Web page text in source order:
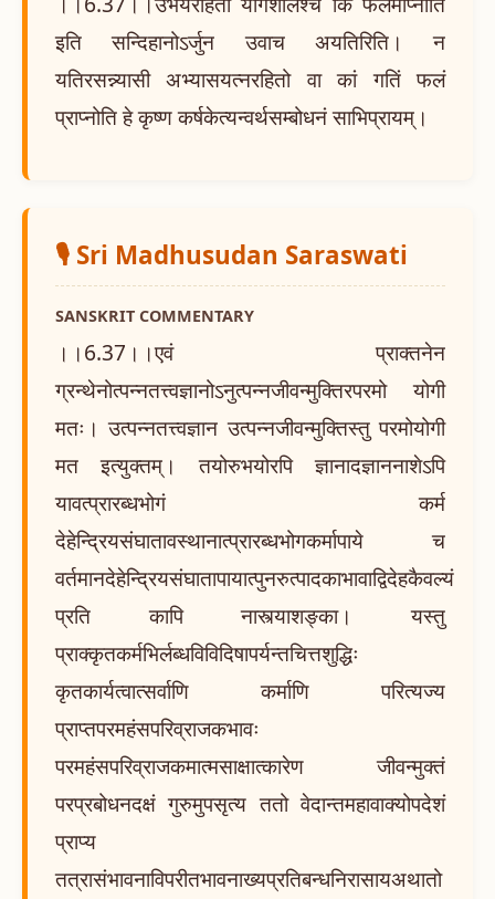
इति सन्दिहानोऽर्जुन उवाच अयतिरिति। न
यतिरसन्न्यासी अभ्यासयत्नरहितो वा कां गतिं फलं
प्राप्नोति हे कृष्ण कर्षकेत्यन्वर्थसम्बोधनं साभिप्रायम्।
🎙️ Sri Madhusudan Saraswati
SANSKRIT COMMENTARY
।।6.37।।एवं प्राक्तनेन
ग्रन्थेनोत्पन्नतत्त्वज्ञानोऽनुत्पन्नजीवन्मुक्तिरपरमो योगी
मतः। उत्पन्नतत्त्वज्ञान उत्पन्नजीवन्मुक्तिस्तु परमोयोगी
मत इत्युक्तम्। तयोरुभयोरपि ज्ञानादज्ञाननाशेऽपि
यावत्प्रारब्धभोगं कर्म
देहेन्द्रियसंघातावस्थानात्प्रारब्धभोगकर्मापाये च
वर्तमानदेहेन्द्रियसंघातापायात्पुनरुत्पादकाभावाद्विदेहकैवल्यं
प्रति कापि नास्त्याशङ्का। यस्तु
प्राक्कृतकर्मभिर्लब्धविविदिषापर्यन्तचित्तशुद्धिः
कृतकार्यत्वात्सर्वाणि कर्माणि परित्यज्य
प्राप्तपरमहंसपरिव्राजकभावः
परमहंसपरिव्राजकमात्मसाक्षात्कारेण जीवन्मुक्तं
परप्रबोधनदक्षं गुरुमुपसृत्य ततो वेदान्तमहावाक्योपदेशं
प्राप्य
तत्रासंभावनाविपरीतभावनाख्यप्रतिबन्धनिरासायअथातो